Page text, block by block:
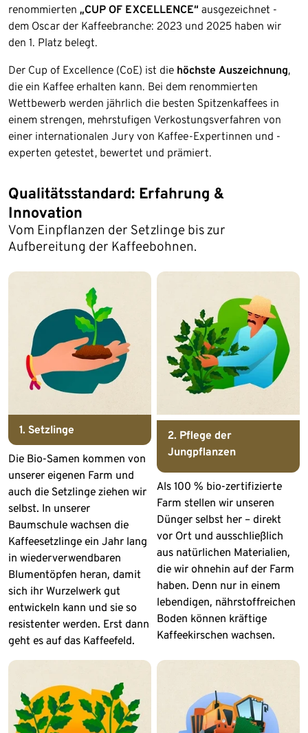
renommierten „CUP OF EXCELLENCE“ ausgezeichnet -
dem Oscar der Kaffeebranche: 2023 und 2025 haben wir
den 1. Platz belegt.
Der Cup of Excellence (CoE) ist die höchste Auszeichnung,
die ein Kaffee erhalten kann. Bei dem renommierten
Wettbewerb werden jährlich die besten Spitzenkaffees in
einem strengen, mehrstufigen Verkostungsverfahren von
einer internationalen Jury von Kaffee-Expertinnen und -
experten getestet, bewertet und prämiert.
Qualitätsstandard: Erfahrung &
Innovation
Vom Einpflanzen der Setzlinge bis zur
Aufbereitung der Kaffeebohnen.
1. Setzlinge
Die Bio-Samen kommen von
unserer eigenen Farm und
auch die Setzlinge ziehen wir
selbst. In unserer
Baumschule wachsen die
Kaffeesetzlinge ein Jahr lang
in wiederverwendbaren
Blumentöpfen heran, damit
sich ihr Wurzelwerk gut
entwickeln kann und sie so
resistenter werden. Erst dann
geht es auf das Kaffeefeld.
2. Pflege der
Jungpflanzen
Als 100 % bio-zertifizierte
Farm stellen wir unseren
Dünger selbst her – direkt
vor Ort und ausschließlich
aus natürlichen Materialien,
die wir ohnehin auf der Farm
haben. Denn nur in einem
lebendigen, nährstoffreichen
Boden können kräftige
Kaffeekirschen wachsen.